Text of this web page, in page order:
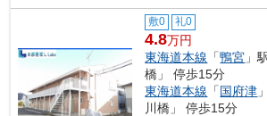
敷0 礼0
4.8万円
東海道本線 「鴨宮 」
橋」 停歩15分
東海道本線 「国府津
川橋」 停歩15分